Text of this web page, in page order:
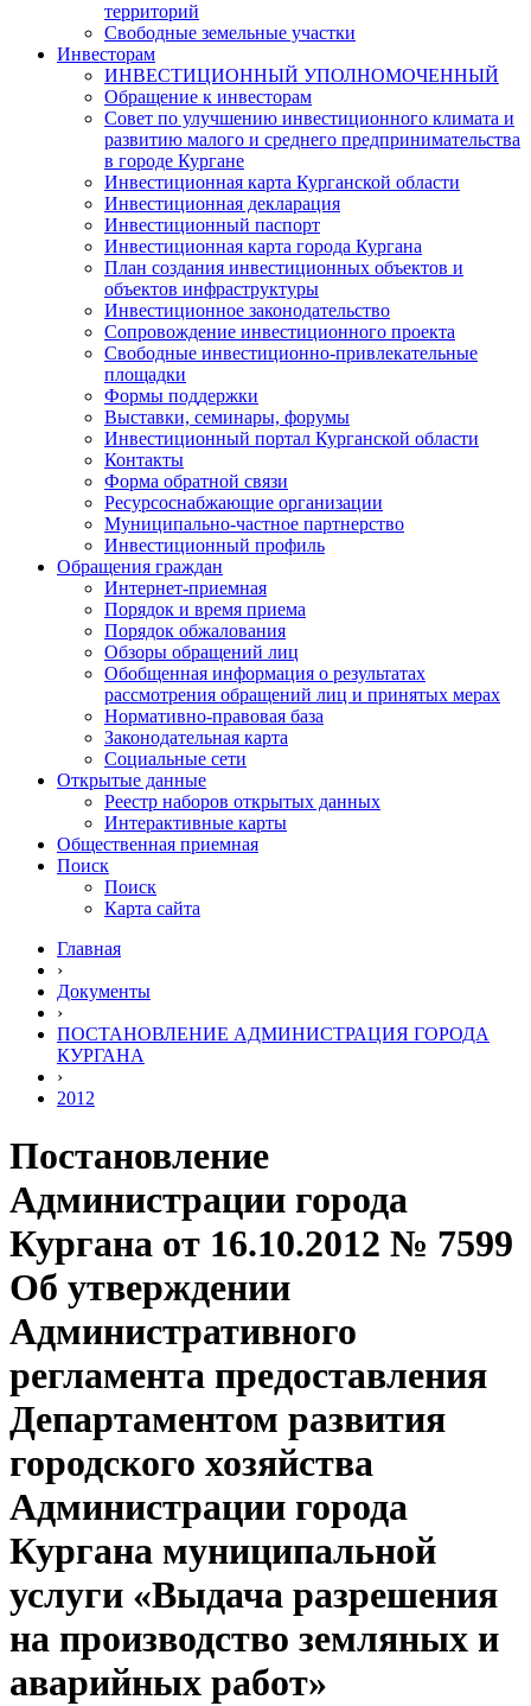
территорий
Свободные земельные участки
Инвесторам
ИНВЕСТИЦИОННЫЙ УПОЛНОМОЧЕННЫЙ
Обращение к инвесторам
Совет по улучшению инвестиционного климата и
развитию малого и среднего предпринимательства
в городе Кургане
Инвестиционная карта Курганской области
Инвестиционная декларация
Инвестиционный паспорт
Инвестиционная карта города Кургана
План создания инвестиционных объектов и
объектов инфраструктуры
Инвестиционное законодательство
Сопровождение инвестиционного проекта
Свободные инвестиционно-привлекательные
площадки
Формы поддержки
Выставки, семинары, форумы
Инвестиционный портал Курганской области
Контакты
Форма обратной связи
Ресурсоснабжающие организации
Муниципально-частное партнерство
Инвестиционный профиль
Обращения граждан
Интернет-приемная
Порядок и время приема
Порядок обжалования
Обзоры обращений лиц
Обобщенная информация о результатах
рассмотрения обращений лиц и принятых мерах
Нормативно-правовая база
Законодательная карта
Социальные сети
Открытые данные
Реестр наборов открытых данных
Интерактивные карты
Общественная приемная
Поиск
Поиск
Карта сайта
Главная
›
Документы
›
ПОСТАНОВЛЕНИЕ АДМИНИСТРАЦИЯ ГОРОДА
КУРГАНА
›
2012
Постановление
Администрации города
Кургана от 16.10.2012 № 7599
Об утверждении
Административного
регламента предоставления
Департаментом развития
городского хозяйства
Администрации города
Кургана муниципальной
услуги «Выдача разрешения
на производство земляных и
аварийных работ»